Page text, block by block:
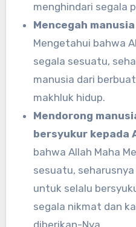
menghindari segala
Mencegah
Mengetahui bahwa
segala sesuatu,
manusia dari
makhluk hidup.
Mendorong
bersyukur kepada
bahwa Allah Maha
sesuatu,
untuk selalu
segala nikmat dan
diberikan-Nya.